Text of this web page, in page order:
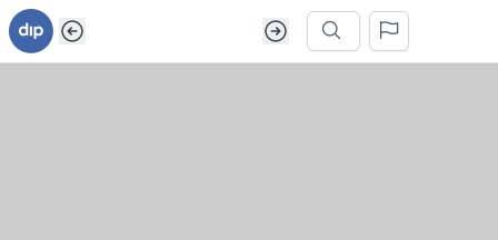
Ga naar inhoud van webarchief
Zoek in dit webarchief